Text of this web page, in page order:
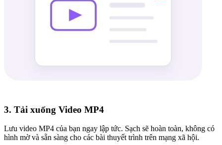
3. Tải xuống Video MP4
Lưu video MP4 của bạn ngay lập tức. Sạch sẽ hoàn toàn, không có
hình mờ và sẵn sàng cho các bài thuyết trình trên mạng xã hội.